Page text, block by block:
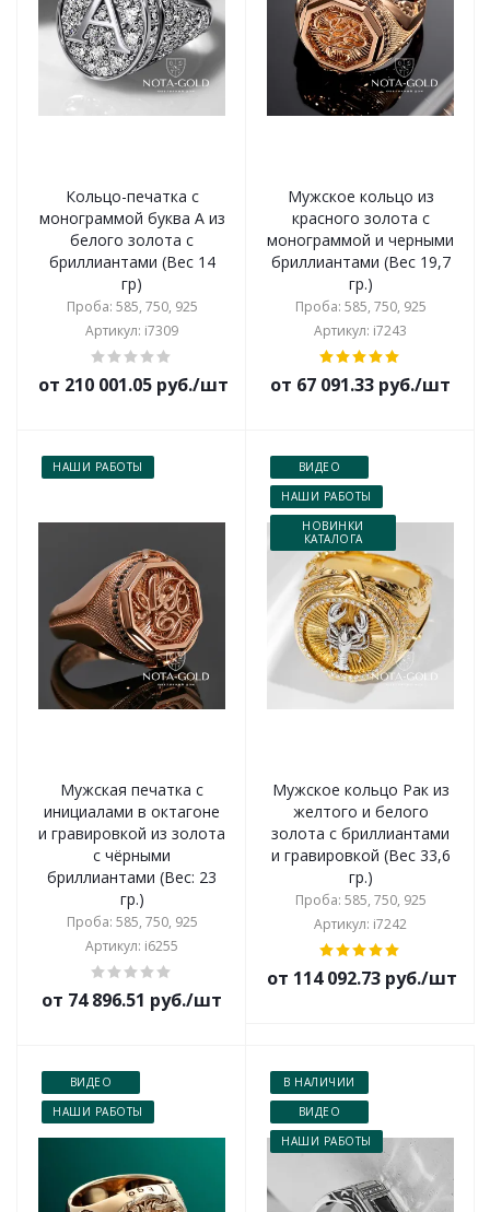
Кольцо-печатка с
монограммой буква А из
белого золота с
бриллиантами (Вес 14
гр)
Проба: 585, 750, 925
Артикул: i7309
от 210 001.05 руб./шт
Мужское кольцо из
красного золота с
монограммой и черными
бриллиантами (Вес 19,7
гр.)
Проба: 585, 750, 925
Артикул: i7243
от 67 091.33 руб./шт
НАШИ РАБОТЫ
Мужская печатка с
инициалами в октагоне
и гравировкой из золота
с чёрными
бриллиантами (Вес: 23
гр.)
Проба: 585, 750, 925
Артикул: i6255
от 74 896.51 руб./шт
ВИДЕО
НАШИ РАБОТЫ
НОВИНКИ
КАТАЛОГА
Мужское кольцо Рак из
желтого и белого
золота с бриллиантами
и гравировкой (Вес 33,6
гр.)
Проба: 585, 750, 925
Артикул: i7242
от 114 092.73 руб./шт
ВИДЕО
НАШИ РАБОТЫ
В НАЛИЧИИ
ВИДЕО
НАШИ РАБОТЫ